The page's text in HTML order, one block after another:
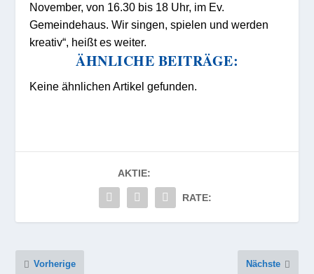
November, von 16.30 bis 18 Uhr, im Ev.
Gemeindehaus. Wir singen, spielen und werden
kreativ“, heißt es weiter.
ÄHNLICHE BEITRÄGE:
Keine ähnlichen Artikel gefunden.
AKTIE:
RATE:
Vorherige Nächste